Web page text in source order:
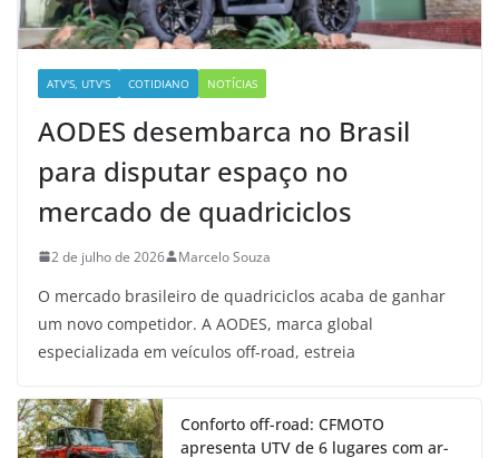
ATV'S, UTV'S COTIDIANO NOTÍCIAS
AODES desembarca no Brasil
para disputar espaço no
mercado de quadriciclos
2 de julho de 2026 Marcelo Souza
O mercado brasileiro de quadriciclos acaba de ganhar
um novo competidor. A AODES, marca global
especializada em veículos off-road, estreia
Conforto off-road: CFMOTO
apresenta UTV de 6 lugares com ar-